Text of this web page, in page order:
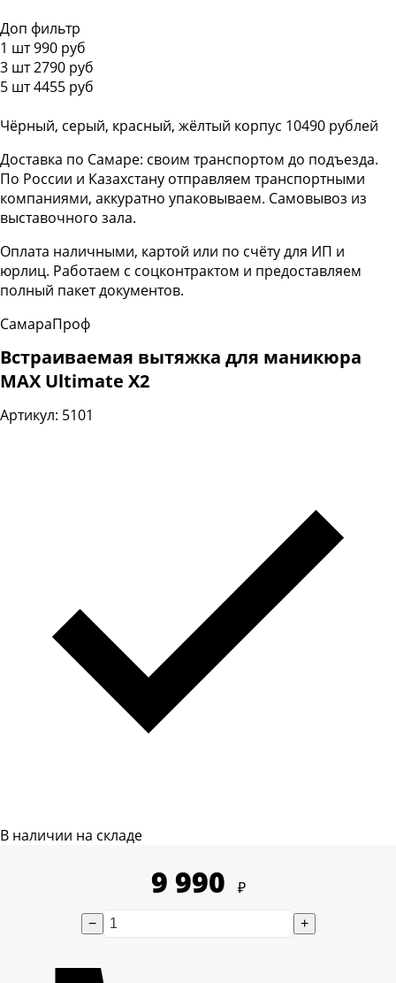
Доп фильтр
1 шт 990 руб
3 шт 2790 руб
5 шт 4455 руб
Чёрный, серый, красный, жёлтый корпус 10490 рублей
Доставка по Самаре: своим транспортом до подъезда.
По России и Казахстану отправляем транспортными
компаниями, аккуратно упаковываем. Самовывоз из
выставочного зала.
Оплата наличными, картой или по счёту для ИП и
юрлиц. Работаем с соцконтрактом и предоставляем
полный пакет документов.
СамараПроф
Встраиваемая вытяжка для маникюра
MAX Ultimate X2
Артикул: 5101
В наличии на складе
9 990 ₽
− +